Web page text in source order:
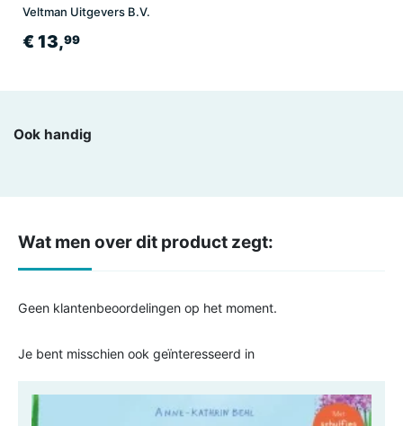
Veltman Uitgevers B.V.
€ 13,99
Ook handig
Wat men over dit product zegt:
Geen klantenbeoordelingen op het moment.
Je bent misschien ook geïnteresseerd in